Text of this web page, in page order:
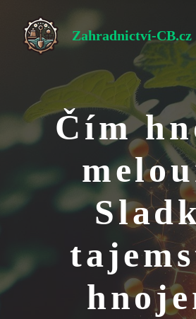
obsah
Zahradnictví-CB.cz
Čím